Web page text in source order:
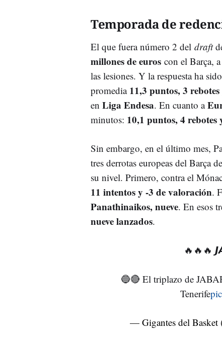
Temporada de
El que fuera número 2 del draft
millones de euros con el Barça,
las lesiones. Y la respuesta ha
promedia 11,3 puntos, 3
en Liga Endesa. En cuanto a
minutos: 10,1 puntos, 4
Sin embargo, en el último mes,
tres derrotas europeas del Barça
su nivel. Primero, contra el
11 intentos y -3 de valoración.
Panathinaikos, nueve. En esos
nueve lanzados.
🔥🔥🔥
🔵🔴 El triplazo de
Tenerife
— Gigantes del